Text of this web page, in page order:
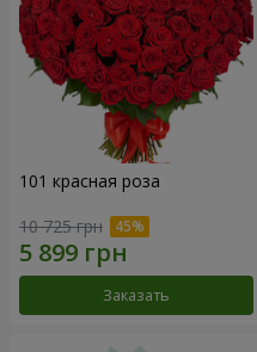
101 красная роза
10 725 грн
Заказать